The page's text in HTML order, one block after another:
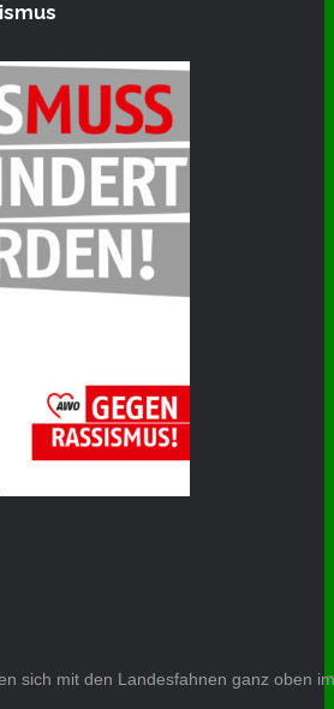
sich mit den Landesfahnen ganz oben